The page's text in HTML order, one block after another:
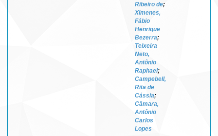
Ribeiro de;
Ximenes,
Fábio
Henrique
Bezerra;
Teixeira
Neto,
Antônio
Raphael;
Campebell,
Rita de
Cássia;
Câmara,
Antônio
Carlos
Lopes